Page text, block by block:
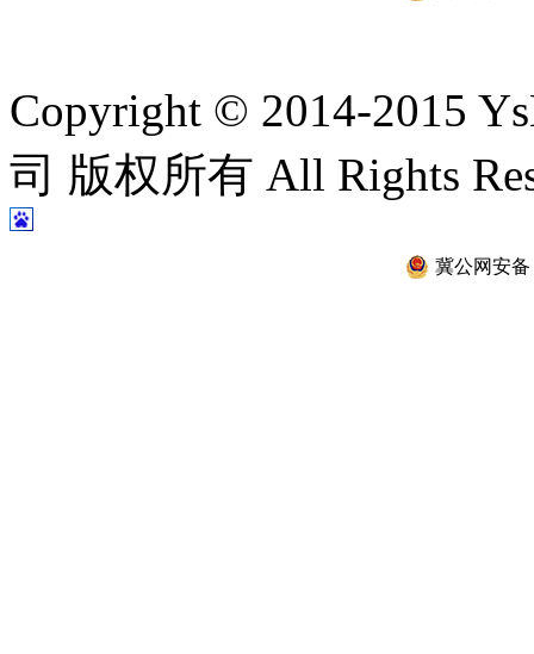
Copyright © 2014-2015
司 版权所有 All Rights
冀公网安备